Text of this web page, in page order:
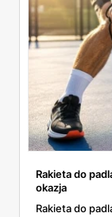
Rakieta do
okazja
Rakieta do